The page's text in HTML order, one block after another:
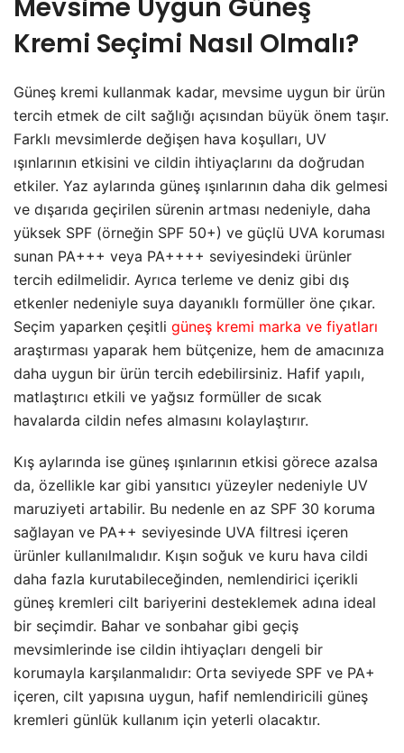
Mevsime Uygun Güneş
Kremi Seçimi Nasıl Olmalı?
Güneş kremi kullanmak kadar, mevsime uygun bir ürün
tercih etmek de cilt sağlığı açısından büyük önem taşır.
Farklı mevsimlerde değişen hava koşulları, UV
ışınlarının etkisini ve cildin ihtiyaçlarını da doğrudan
etkiler. Yaz aylarında güneş ışınlarının daha dik gelmesi
ve dışarıda geçirilen sürenin artması nedeniyle, daha
yüksek SPF (örneğin SPF 50+) ve güçlü UVA koruması
sunan PA+++ veya PA++++ seviyesindeki ürünler
tercih edilmelidir. Ayrıca terleme ve deniz gibi dış
etkenler nedeniyle suya dayanıklı formüller öne çıkar.
Seçim yaparken çeşitli güneş kremi marka ve fiyatları
araştırması yaparak hem bütçenize, hem de amacınıza
daha uygun bir ürün tercih edebilirsiniz. Hafif yapılı,
matlaştırıcı etkili ve yağsız formüller de sıcak
havalarda cildin nefes almasını kolaylaştırır.
Kış aylarında ise güneş ışınlarının etkisi görece azalsa
da, özellikle kar gibi yansıtıcı yüzeyler nedeniyle UV
maruziyeti artabilir. Bu nedenle en az SPF 30 koruma
sağlayan ve PA++ seviyesinde UVA filtresi içeren
ürünler kullanılmalıdır. Kışın soğuk ve kuru hava cildi
daha fazla kurutabileceğinden, nemlendirici içerikli
güneş kremleri cilt bariyerini desteklemek adına ideal
bir seçimdir. Bahar ve sonbahar gibi geçiş
mevsimlerinde ise cildin ihtiyaçları dengeli bir
korumayla karşılanmalıdır: Orta seviyede SPF ve PA+
içeren, cilt yapısına uygun, hafif nemlendiricili güneş
kremleri günlük kullanım için yeterli olacaktır.